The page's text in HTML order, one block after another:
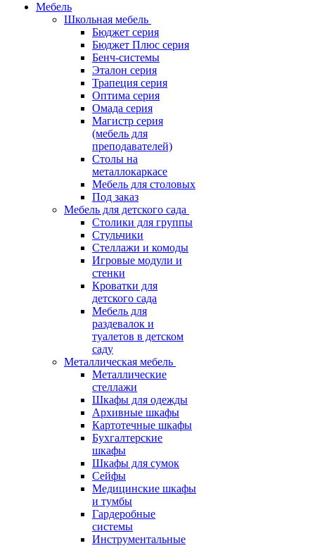
Мебель
Школьная мебель
Бюджет серия
Бюджет Плюс серия
Бенч-системы
Эталон серия
Трапеция серия
Оптима серия
Омада серия
Магистр серия
(мебель для
преподавателей)
Столы на
металлокаркасе
Мебель для столовых
Под заказ
Мебель для детского сада
Столики для группы
Стульчики
Стеллажи и комоды
Игровые модули и
стенки
Кроватки для
детского сада
Мебель для
раздевалок и
туалетов в детском
саду
Металлическая мебель
Металлические
стеллажи
Шкафы для одежды
Архивные шкафы
Картотечные шкафы
Бухгалтерские
шкафы
Шкафы для сумок
Сейфы
Медицинские шкафы
и тумбы
Гардеробные
системы
Инструментальные